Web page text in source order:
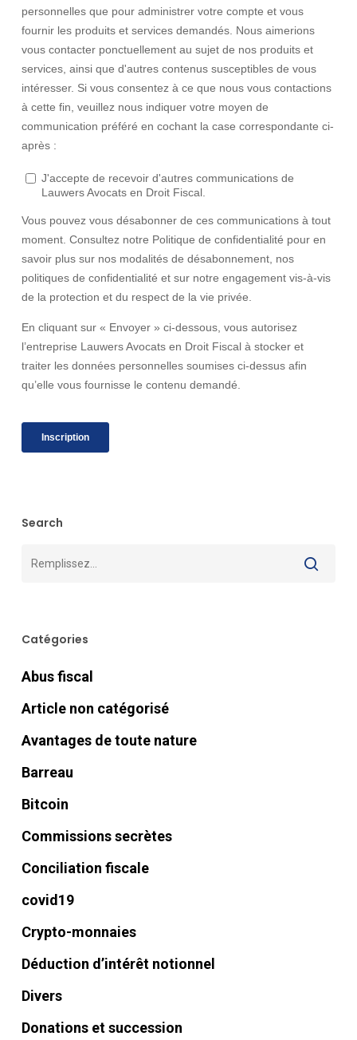
Search
Catégories
Abus fiscal
Article non catégorisé
Avantages de toute nature
Barreau
Bitcoin
Commissions secrètes
Conciliation fiscale
covid19
Crypto-monnaies
Déduction d’intérêt notionnel
Divers
Donations et succession